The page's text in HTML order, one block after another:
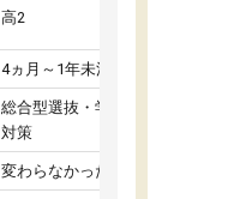
高2
4ヵ月～1年未満
総合型選抜・学校推薦型選抜
対策
変わらなかった